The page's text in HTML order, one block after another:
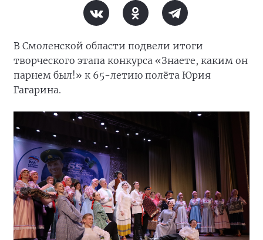
В Смоленской области подвели итоги
творческого этапа конкурса «Знаете, каким он
парнем был!» к 65-летию полёта Юрия
Гагарина.